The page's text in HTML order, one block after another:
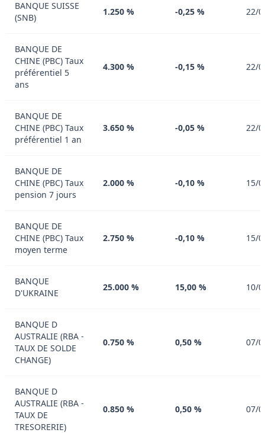
BANQUE SUISSE
(SNB)
1.250 % -0,25 % 22/
BANQUE DE
CHINE (PBC) Taux
préférentiel 5
ans
4.300 % -0,15 % 22/
BANQUE DE
CHINE (PBC) Taux
préférentiel 1 an
3.650 % -0,05 % 22/
BANQUE DE
CHINE (PBC) Taux
pension 7 jours
2.000 % -0,10 % 15/
BANQUE DE
CHINE (PBC) Taux
moyen terme
2.750 % -0,10 % 15/
BANQUE
D'UKRAINE
25.000 % 15,00 % 10/
BANQUE D
AUSTRALIE (RBA -
TAUX DE SOLDE
CHANGE)
0.750 % 0,50 % 07/
BANQUE D
AUSTRALIE (RBA -
TAUX DE
TRESORERIE)
0.850 % 0,50 % 07/